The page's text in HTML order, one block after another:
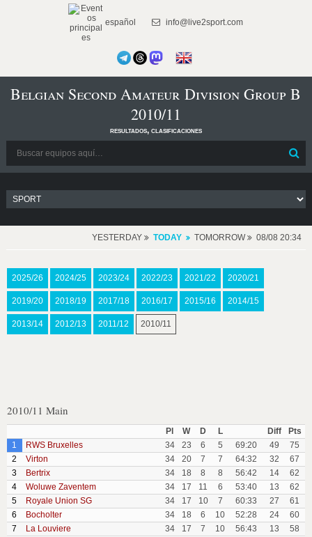
español info@live2sport.com
Belgian Second Amateur Division Group B
2010/11
resultados, clasificaciones
YESTERDAY TODAY TOMORROW 08/08 20:34
2025/26 2024/25 2023/24 2022/23 2021/22 2020/21
2019/20 2018/19 2017/18 2016/17 2015/16 2014/15
2013/14 2012/13 2011/12 2010/11
2010/11 Main
Pl W D L Diff
Pts
1
RWS Bruxelles 34 23 6 5 69:20 49
75
2
Virton 34 20 7 7 64:32 32
67
3
Bertrix 34 18 8 8 56:42 14
62
4
Woluwe Zaventem 34 17 11 6 53:40 13
62
5
Royale Union SG 34 17 10 7 60:33 27
61
6
Bocholter 34 18 6 10 52:28 24
60
7
La Louviere 34 17 7 10 56:43 13
58